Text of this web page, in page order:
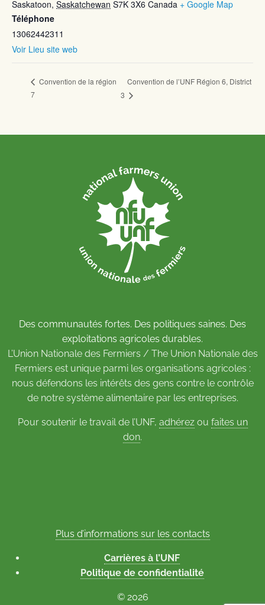
Saskatoon, Saskatchewan S7K 3X6 Canada + Google Map
Téléphone
13062442311
Voir Lieu site web
Convention de la région
7
Convention de l’UNF Région 6, District
3
Des communautés fortes. Des politiques saines. Des
exploitations agricoles durables.
L’Union Nationale des Fermiers / The Union Nationale des
Fermiers est unique parmi les organisations agricoles :
nous défendons les intérêts des gens contre le contrôle
de notre système alimentaire par les entreprises.
Pour soutenir le travail de l’UNF, adhérezou faites un
don.
Plus d’informations sur les contacts
Carrières à l’UNF
Politique de confidentialité
© 2026